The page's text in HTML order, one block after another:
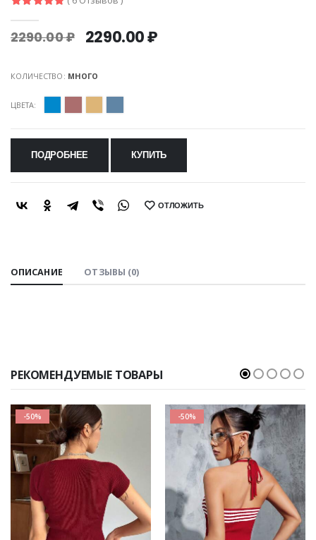
2290.00 ₽ 2290.00 ₽
КОЛИЧЕСТВО: МНОГО
ЦВЕТА:
ПОДРОБНЕЕ КУПИТЬ
SHARE: ОТЛОЖИТЬ
ОПИСАНИЕ ОТЗЫВЫ (0)
РЕКОМЕНДУЕМЫЕ ТОВАРЫ
-50% -50%